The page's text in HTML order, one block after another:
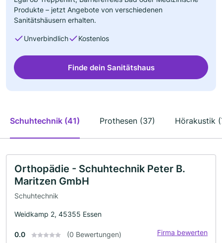
Produkte – jetzt Angebote von verschiedenen
Sanitätshäusern erhalten.
Unverbindlich Kostenlos
Finde dein Sanitätshaus
Schuhtechnik (41) Prothesen (37) Hörakustik
Orthopädie - Schuhtechnik Peter B.
Maritzen GmbH
Schuhtechnik
Weidkamp 2, 45355 Essen
0.0 (0 Bewertungen) Firma bewerten